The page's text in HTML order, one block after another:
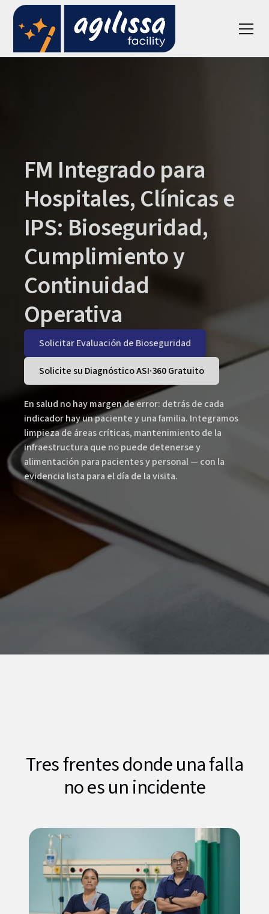
FM Integrado para
Hospitales, Clínicas e
IPS: Bioseguridad,
Cumplimiento y
Continuidad
Operativa
Solicitar Evaluación de Bioseguridad
Solicite su Diagnóstico ASI·360 Gratuito
En salud no hay margen de error: detrás de cada
indicador hay un paciente y una familia. Integramos
limpieza de áreas críticas, mantenimiento de la
infraestructura que no puede detenerse y
alimentación para pacientes y personal — con la
evidencia lista para el día de la visita.
Tres frentes donde una falla
no es un incidente